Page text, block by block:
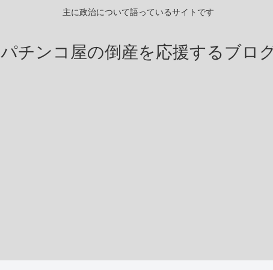
主に政治について語っているサイトです
パチンコ屋の倒産を応援するブロ